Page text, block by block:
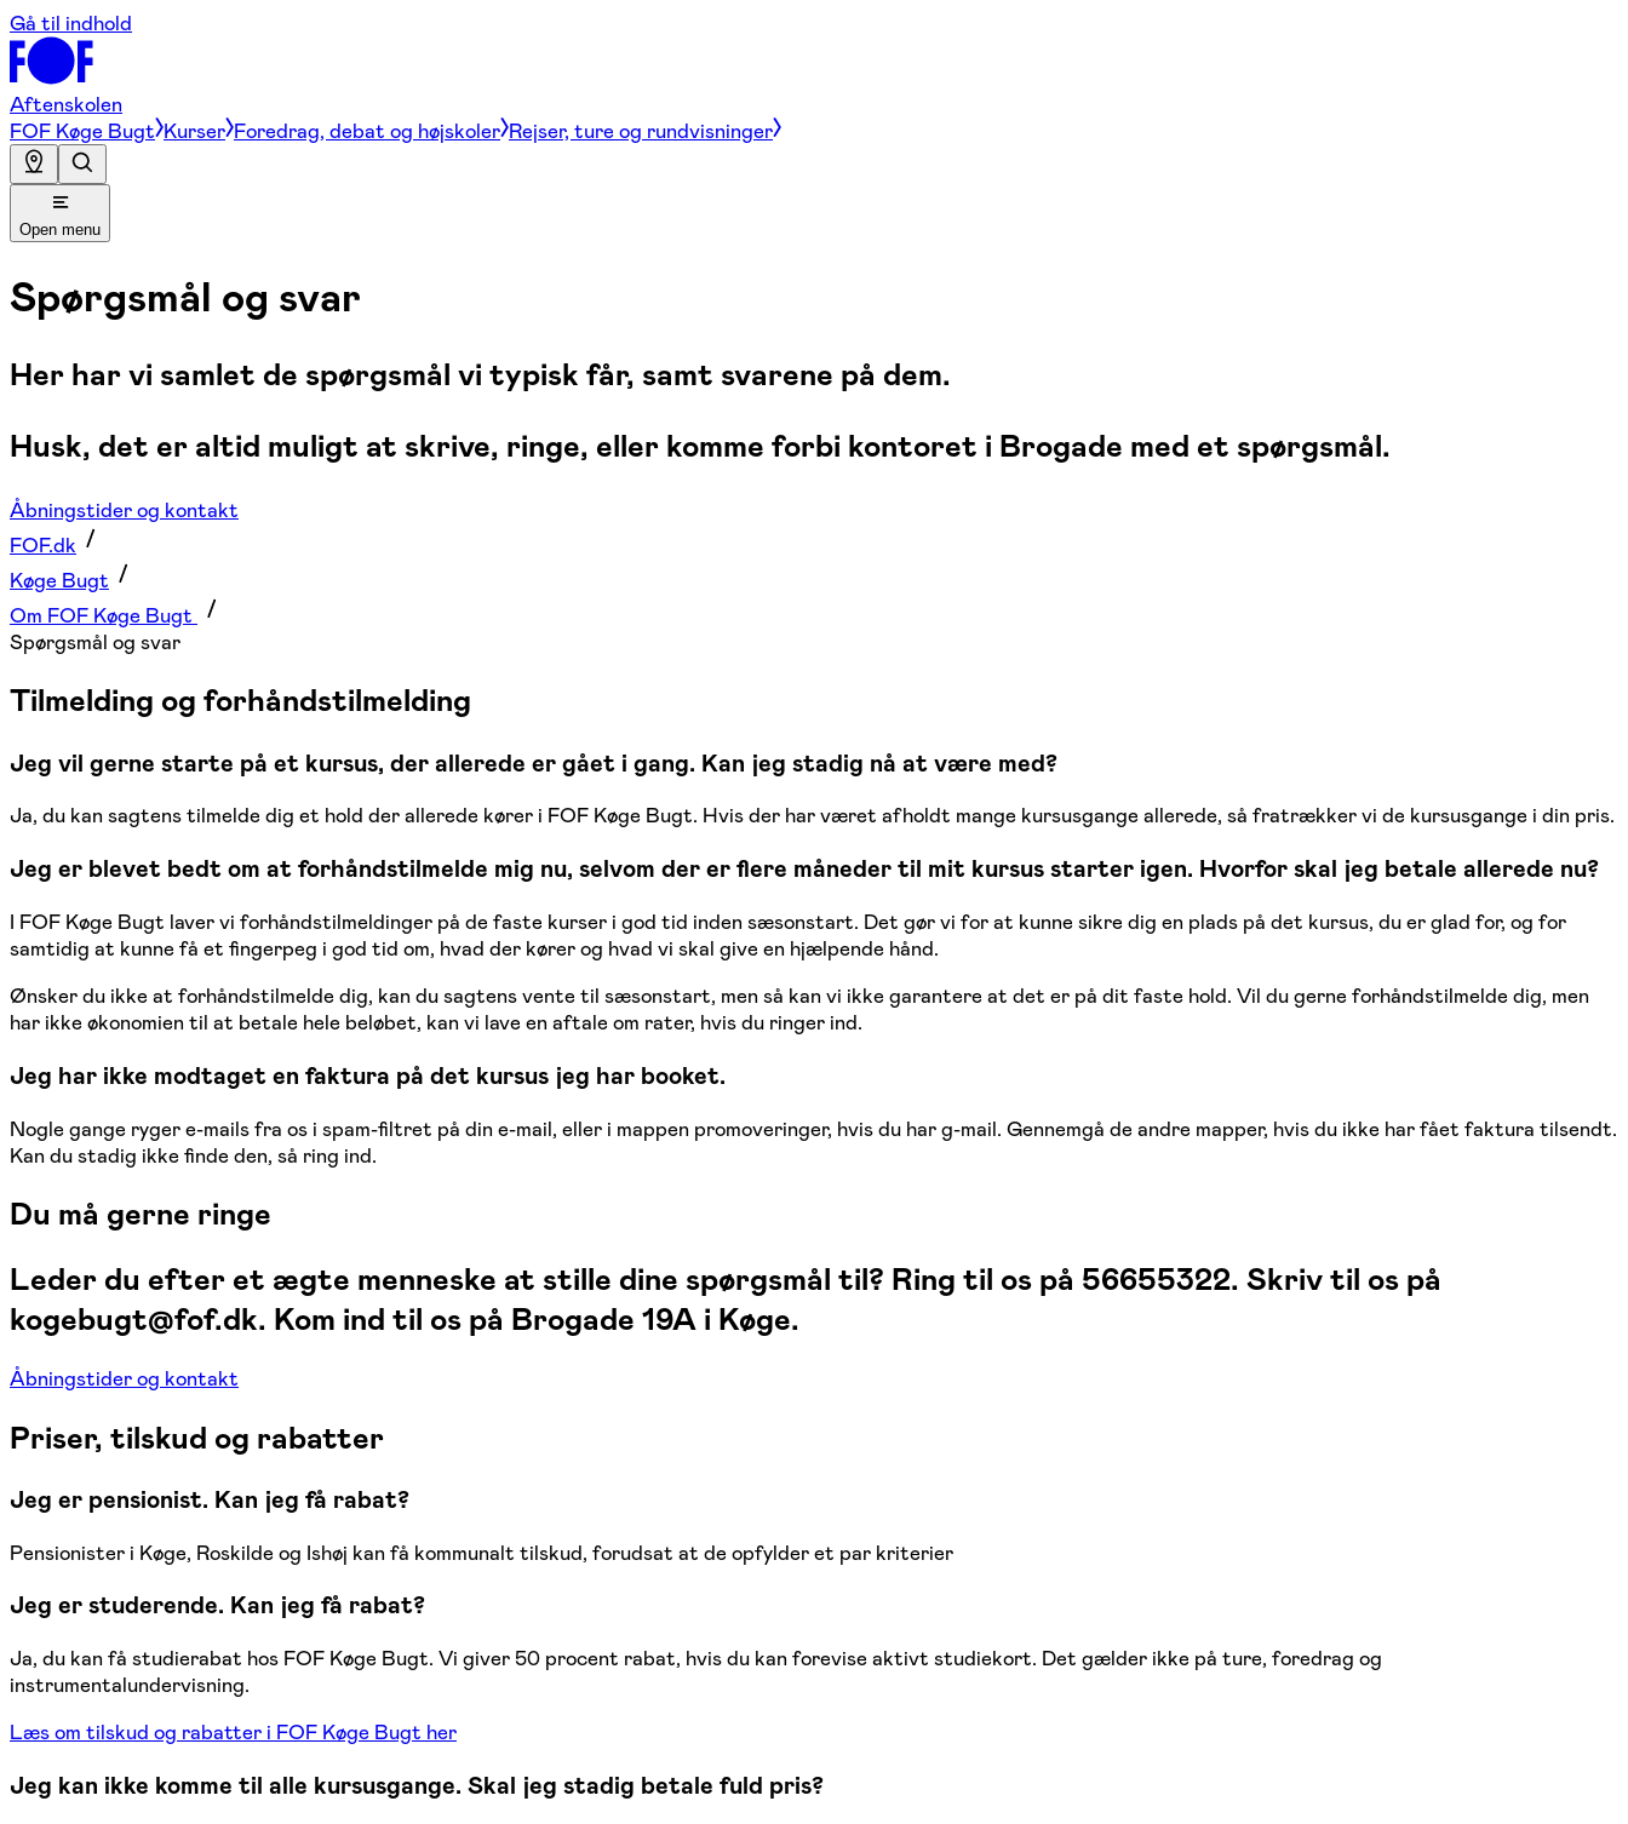
Gå til indhold
Aftenskolen
FOF Køge Bugt Kurser Foredrag, debat og højskoler Rejser, ture og rundvisninger
Open menu
Spørgsmål og svar
Her har vi samlet de spørgsmål vi typisk får, samt svarene på dem.
Husk, det er altid muligt at skrive, ringe, eller komme forbi kontoret i Brogade med et spørgsmål.
Åbningstider og kontakt
FOF.dk
Køge Bugt
Om FOF Køge Bugt
Spørgsmål og svar
Tilmelding og forhåndstilmelding
Jeg vil gerne starte på et kursus, der allerede er gået i gang. Kan jeg stadig nå at være med?
Ja, du kan sagtens tilmelde dig et hold der allerede kører i FOF Køge Bugt. Hvis der har været afholdt mange kursusgange allerede, så fratrækker vi de kursusgange i din pris.
Jeg er blevet bedt om at forhåndstilmelde mig nu, selvom der er flere måneder til mit kursus starter igen. Hvorfor skal jeg betale allerede nu?
I FOF Køge Bugt laver vi forhåndstilmeldinger på de faste kurser i god tid inden sæsonstart. Det gør vi for at kunne sikre dig en plads på det kursus, du er glad for, og for
samtidig at kunne få et fingerpeg i god tid om, hvad der kører og hvad vi skal give en hjælpende hånd.
Ønsker du ikke at forhåndstilmelde dig, kan du sagtens vente til sæsonstart, men så kan vi ikke garantere at det er på dit faste hold. Vil du gerne forhåndstilmelde dig, men
har ikke økonomien til at betale hele beløbet, kan vi lave en aftale om rater, hvis du ringer ind.
Jeg har ikke modtaget en faktura på det kursus jeg har booket.
Nogle gange ryger e-mails fra os i spam-filtret på din e-mail, eller i mappen promoveringer, hvis du har g-mail. Gennemgå de andre mapper, hvis du ikke har fået faktura tilsendt.
Kan du stadig ikke finde den, så ring ind.
Du må gerne ringe
Leder du efter et ægte menneske at stille dine spørgsmål til? Ring til os på 56655322. Skriv til os på
kogebugt@fof.dk. Kom ind til os på Brogade 19A i Køge.
Åbningstider og kontakt
Priser, tilskud og rabatter
Jeg er pensionist. Kan jeg få rabat?
Pensionister i Køge, Roskilde og Ishøj kan få kommunalt tilskud, forudsat at de opfylder et par kriterier
Jeg er studerende. Kan jeg få rabat?
Ja, du kan få studierabat hos FOF Køge Bugt. Vi giver 50 procent rabat, hvis du kan forevise aktivt studiekort. Det gælder ikke på ture, foredrag og
instrumentalundervisning.
Læs om tilskud og rabatter i FOF Køge Bugt her
Jeg kan ikke komme til alle kursusgange. Skal jeg stadig betale fuld pris?